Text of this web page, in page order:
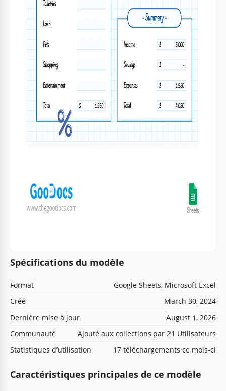
Spécifications du modèle
Format
Google Sheets, Microsoft Excel
Créé
March 30, 2024
Dernière mise à jour
August 1, 2026
Communauté
Ajouté aux collections par 21 Utilisateurs
Statistiques d’utilisation
17 téléchargements ce mois-ci
Caractéristiques principales de ce modèle